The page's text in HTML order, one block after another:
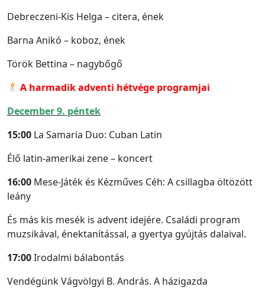
Debreczeni-Kis Helga – citera, ének
Barna Anikó – koboz, ének
Török Bettina – nagybőgő
A harmadik adventi hétvége programjai
December 9. péntek
15:00 La Samaria Duo: Cuban Latin
Élő latin-amerikai zene – koncert
16:00 Mese-Játék és Kézműves Céh: A csillagba öltözött
leány
És más kis mesék is advent idejére. Családi program
muzsikával, énektanítással, a gyertya gyújtás dalaival.
17:00Irodalmi bálabontás
Vendégünk Vágvölgyi B. András. A házigazda